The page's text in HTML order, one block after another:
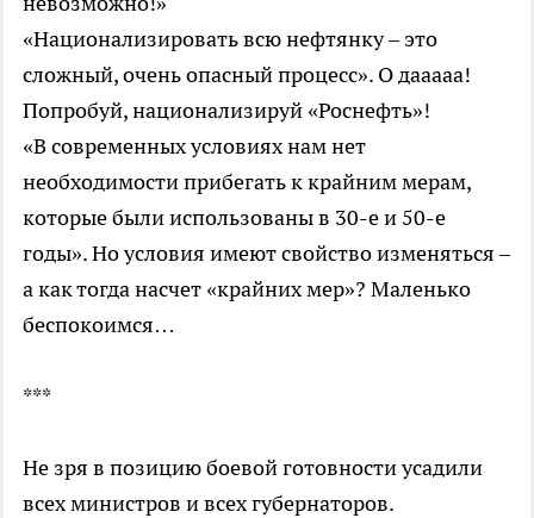
«Национализировать всю нефтянку – это
сложный, очень опасный процесс». О дааааа!
Попробуй, национализируй «Роснефть»!
«В современных условиях нам нет
необходимости прибегать к крайним мерам,
которые были использованы в 30-е и 50-е
годы». Но условия имеют свойство изменяться –
а как тогда насчет «крайних мер»? Маленько
беспокоимся…
***
Не зря в позицию боевой готовности усадили
всех министров и всех губернаторов.